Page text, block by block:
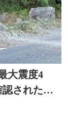
大震度4
されたと